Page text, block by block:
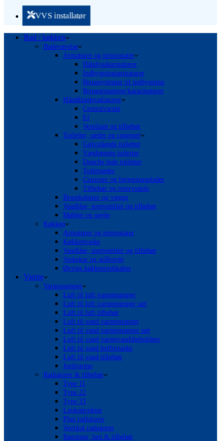
VVS installatør
Bad / køkken
Badeværelse
Armaturer og termostater
Håndvaskarmaturer
Indbygningsarmaturer
Brusesystemer til indbygning
Brusearmaturer/kararmaturer
Håndklæderadiatorer
Centralvarme
El
Ventilsæt og tilbehør
Toiletter, sæder og cisterner
Gulvstående toiletter
Væghængte toiletter
Douche bide toiletter
Toiletsæder
Cisterner og betjeningsplader
Tilbehør og reservedele
Brusekabiner og vægge
Vandlåse, stopventiler og tilbehør
Møbler og spejle
Køkken
Armaturer og termostater
Køkkenvaske
Vandlåse, stopventiler og tilbehør
Vaskekar og stålborde
Øvrige køkkenredskaber
Varme
Varmepumper
Luft til luft varmepumper
Luft til luft varmepumper sæt
Luft til luft tilbehør
Luft til vand varmepumper
Luft til vand varmepumper sæt
Luft til vand varmtvandsbeholdere
Luft til vand buffertanke
Luft til vand tilbehør
Jordvarme
Radiatorer & tilbehør
Type 11
Type 22
Type 33
Lavkonvektor
Plan radiatorer
Vertikal radiatorer
Bæringer, ben & tilbehør